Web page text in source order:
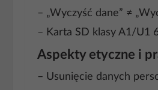
– „Wyczyść dane” ≠
– Karta SD klasy A1/U1
Aspekty etyczne i
– Usunięcie danych